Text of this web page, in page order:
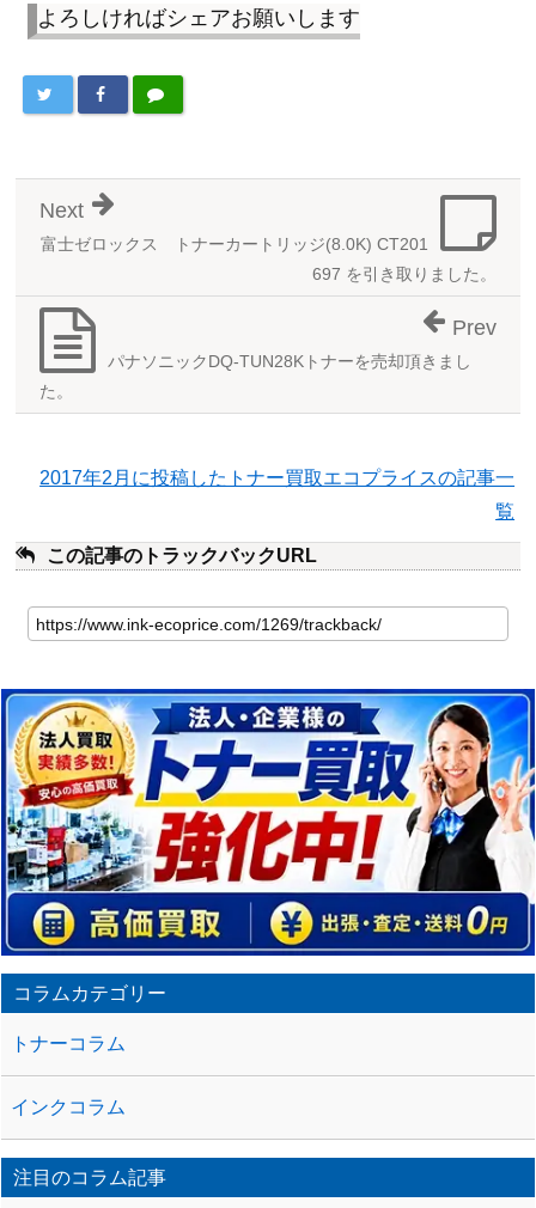
よろしければシェアお願いします
富士ゼロックス トナーカートリッジ(8.0K) CT201
697 を引き取りました。
Next
パナソニックDQ-TUN28Kトナーを売却頂きまし
た。
Prev
2017年2月に投稿したトナー買取エコプライスの記事一
覧
この記事のトラックバックURL
の
事
の
ト
ラ
ッ
ク
バ
ッ
ク
URL
コラムカテゴリー
トナーコラム
インクコラム
注目のコラム記事